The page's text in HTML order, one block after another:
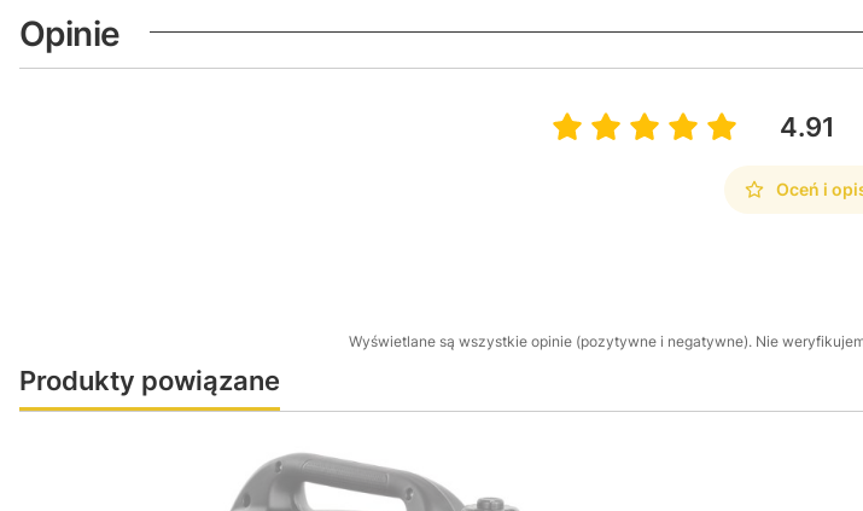
Opinie
4.91
Oceń i
Wyświetlane są wszystkie opinie (pozytywne i negatywne). Nie
Produkty powiązane